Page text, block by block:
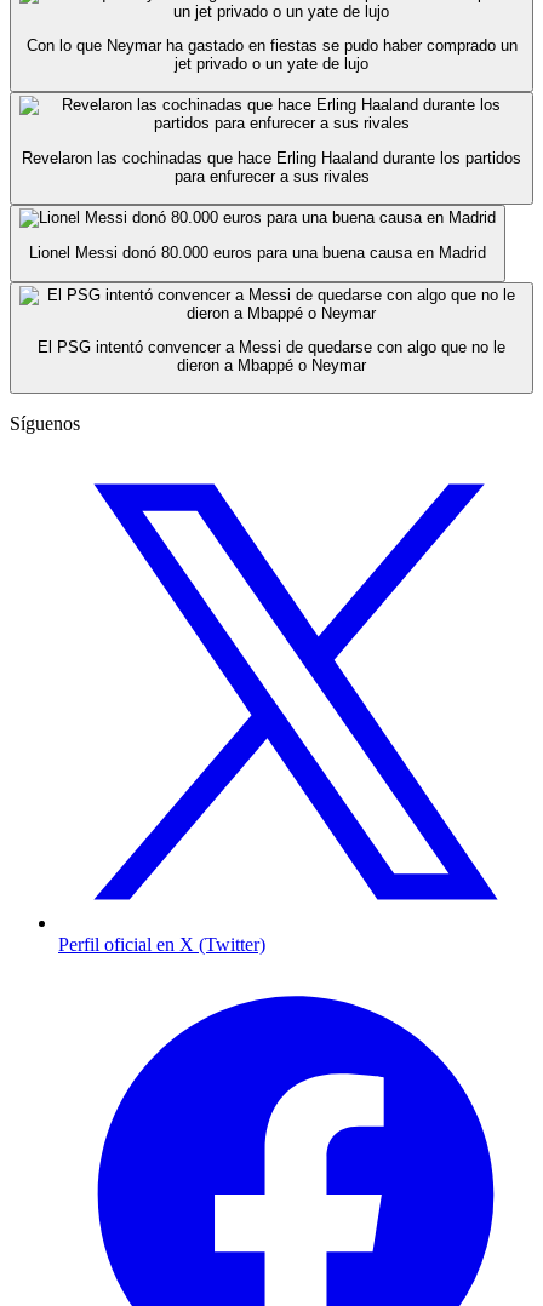
Con lo que Neymar ha gastado en fiestas se pudo haber comprado un
jet privado o un yate de lujo
Revelaron las cochinadas que hace Erling Haaland durante los partidos
para enfurecer a sus rivales
Lionel Messi donó 80.000 euros para una buena causa en Madrid
El PSG intentó convencer a Messi de quedarse con algo que no le
dieron a Mbappé o Neymar
Síguenos
Perfil oficial en X (Twitter)